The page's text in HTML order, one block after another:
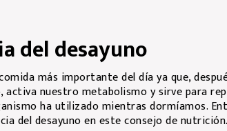
del desayuno
más importante del día ya que,
activa nuestro metabolismo y sirve para
ha utilizado mientras dormíamos.
del desayuno en este consejo de nutrición.